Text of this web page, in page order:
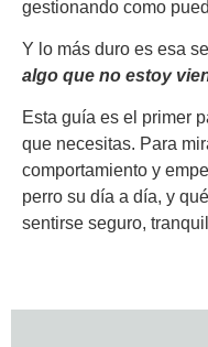
gestionando como
Y lo más duro es esa
algo que no estoy
Esta guía es el primer
que necesitas. Para
comportamiento y
perro su día a día, y
sentirse seguro,